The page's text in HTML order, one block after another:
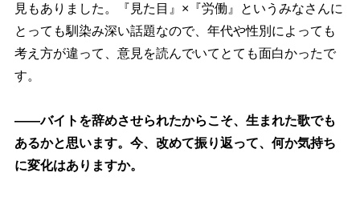
見もありました。『見た目』×『労働』というみなさんに
とっても馴染み深い話題なので、年代や性別によっても
考え方が違って、意見を読んでいてとても面白かったで
す。
――バイトを辞めさせられたからこそ、生まれた歌でも
あるかと思います。今、改めて振り返って、何か気持ち
に変化はありますか。